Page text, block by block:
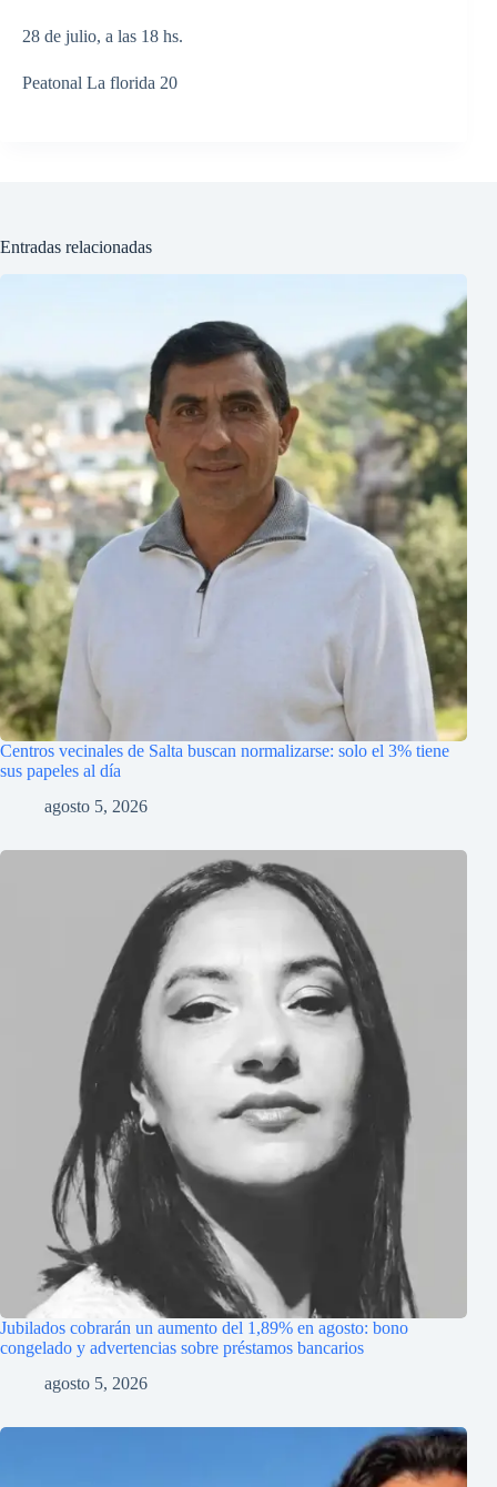
28 de julio, a las 18 hs.
Peatonal La florida 20
Entradas relacionadas
Centros vecinales de Salta buscan normalizarse: solo el 3% tiene
sus papeles al día
agosto 5, 2026
Jubilados cobrarán un aumento del 1,89% en agosto: bono
congelado y advertencias sobre préstamos bancarios
agosto 5, 2026